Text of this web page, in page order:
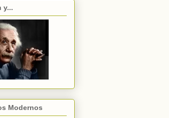
y...
Modernos